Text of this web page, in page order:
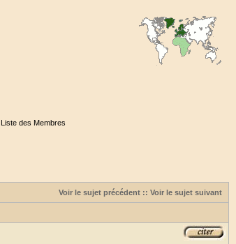
Liste des Membres
Voir le sujet précédent :: Voir le sujet suivant